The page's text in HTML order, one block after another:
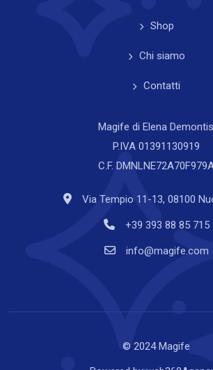
Shop
Chi siamo
Contatti
Magife di Elena Demontis
P.IVA 01391130919
C.F.
Via Tempio 11-13, 08100
+39 393 88 85 715
info@magife.com
© 2024 Magife